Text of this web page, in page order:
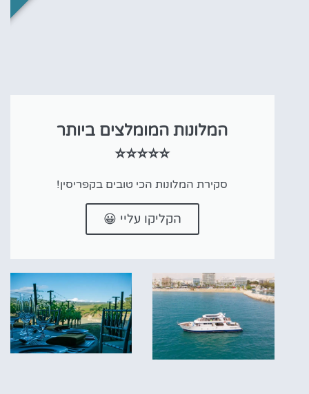
המלונות המומלצים ביותר
⭐⭐⭐⭐⭐
סקירת המלונות הכי טובים בקפריסין!
הקליקו עליי 😀